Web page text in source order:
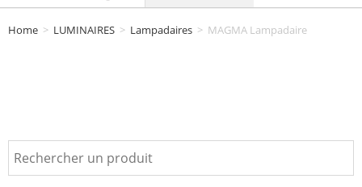
Home > LUMINAIRES > Lampadaires > MAGMA Lampadaire